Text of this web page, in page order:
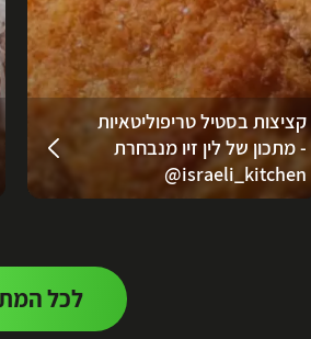
קציצות בסטיל טריפוליטאיות
- מתכון של לין זיו מנבחרת
‪‪@israeli_kitchen‬‬
לכל